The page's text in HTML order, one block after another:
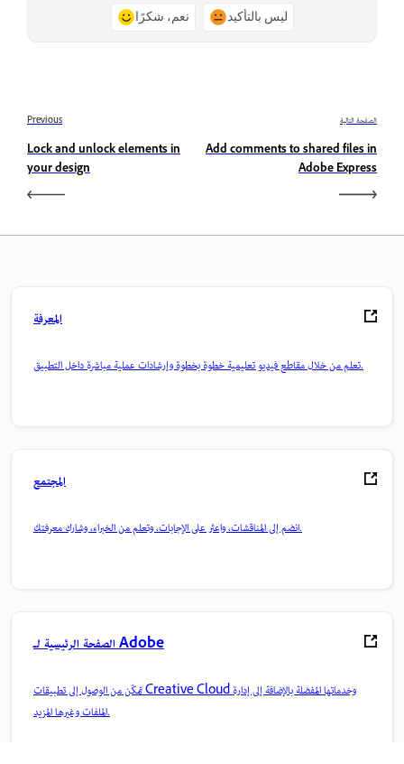
نعم، شكرًا ليس بالتأكيد
Previous
Lock and unlock elements in
your design
الصفحة التالية
Add comments to shared files in
Adobe Express
المعرفة
تعلم من خلال مقاطع فيديو تعليمية خطوة بخطوة وإرشادات عملية مباشرة داخل التطبيق.
المجتمع
انضم إلى المناقشات، واعثر على الإجابات، وتعلم من الخبراء، وشارك معرفتك.
الصفحة الرئيسية لـ Adobe
تمكّن من الوصول إلى تطبيقات Creative Cloud وخدماتها المفضلة بالإضافة إلى إدارة
الملفات وغيرها المزيد.